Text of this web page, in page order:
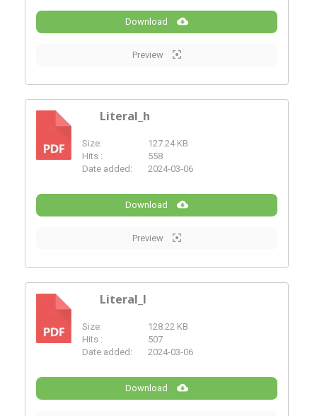
Download
Preview
PDF
Literal_h
Size:
127.24 KB
Hits :
558
Date added:
2024-03-06
Download
Preview
PDF
Literal_l
Size:
128.22 KB
Hits :
507
Date added:
2024-03-06
Download